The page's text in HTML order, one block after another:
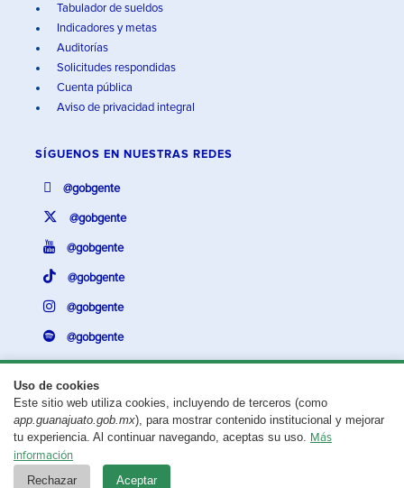
Uso de cookies
Este sitio web utiliza cookies, incluyendo de terceros (como
app.guanajuato.gob.mx), para mostrar contenido institucional y mejorar
tu experiencia. Al continuar navegando, aceptas su uso. Más
información
Rechazar Aceptar
Tabulador de sueldos
Indicadores y metas
Auditorías
Solicitudes respondidas
Cuenta pública
Aviso de privacidad integral
SÍGUENOS EN NUESTRAS REDES
@gobgente
@gobgente
@gobgente
@gobgente
@gobgente
@gobgente
¿Existe algún problema con esta página?Repórtalo aquí.
Aviso legal